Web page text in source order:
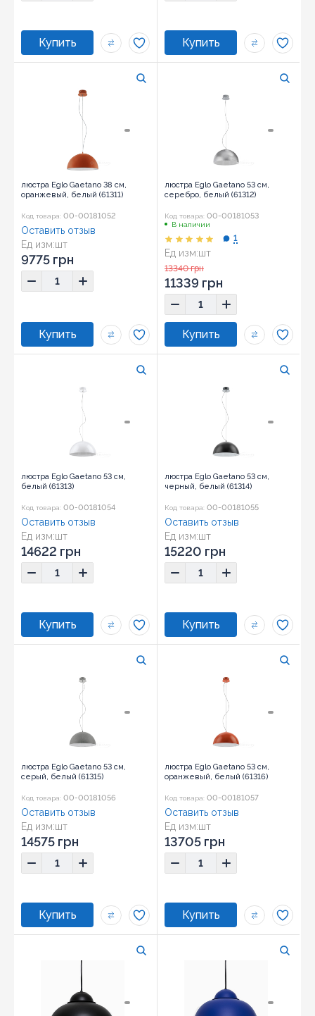
люстра Eglo Gaetano 38 см,
оранжевый, белый (61311)
Код товара: 00-00181052
Ед изм:шт
Оставить отзыв
9775 грн
люстра Eglo Gaetano 53 см,
серебро, белый (61312)
Код товара: 00-00181053
В наличии
Ед изм:шт
1
13340 грн
11339 грн
люстра Eglo Gaetano 53 см,
белый (61313)
Код товара: 00-00181054
Ед изм:шт
Оставить отзыв
14622 грн
люстра Eglo Gaetano 53 см,
черный, белый (61314)
Код товара: 00-00181055
Ед изм:шт
Оставить отзыв
15220 грн
люстра Eglo Gaetano 53 см,
серый, белый (61315)
Код товара: 00-00181056
Ед изм:шт
Оставить отзыв
14575 грн
люстра Eglo Gaetano 53 см,
оранжевый, белый (61316)
Код товара: 00-00181057
Ед изм:шт
Оставить отзыв
13705 грн